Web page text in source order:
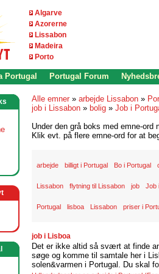
Algarve
Azorerne
Lissabon
Madeira
Porto
Portugal Portugal Forum
Alle emner » arbejde Lissabon »
job i Lissabon » bolig » Job i
Under den grå boks med emne-ord
Klik evt. på flere emne-ord for at
arbejde billigt i Portugal Bo i Portugal
Lissabon flytning til Lissabon job Job
Portugal lisboa Lissabon priser i
job i Lisboa
Det er ikke altid så svært at finde
søge og komme til samtale her i
solen&varmen i Portugal. Du skal